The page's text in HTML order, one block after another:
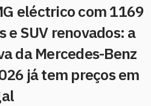
eléctrico com 1169
e SUV renovados: a
da Mercedes-Benz
já tem preços em